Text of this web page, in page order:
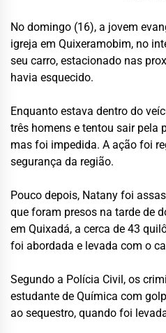
No domingo (16), a jovem
igreja em Quixeramobim, no
seu carro, estacionado nas
havia esquecido.
Enquanto estava dentro do
três homens e tentou sair pela
mas foi impedida. A ação foi
segurança da região.
Pouco depois, Natany foi
que foram presos na tarde de
em Quixadá, a cerca de 43
foi abordada e levada com o
Segundo a Polícia Civil, os
estudante de Química com
ao sequestro, quando foi